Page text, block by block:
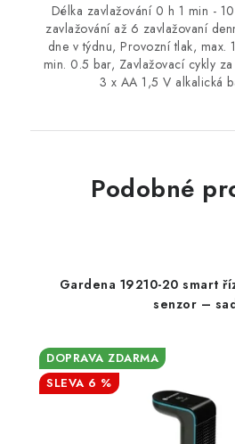
Délka zavlažování 0 h 1 min -
zavlažování až 6 zavlažovaní
dne v týdnu, Provozní tlak, max.
min. 0.5 bar, Zavlažovací cykly
3 x AA 1,5 V alkalická
Podobné
Gardena 19210-20 smart
senzor –
6 %
DOPRAVA ZDARMA